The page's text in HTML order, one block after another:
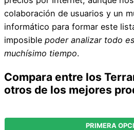
colaboración de usuarios y un
informático para formar este
imposible poder analizar todo
muchísimo tiempo.
Compara entre los
otros de los mejores
PRIMERA